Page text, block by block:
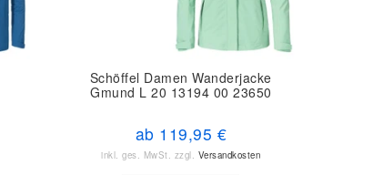
Schöffel Damen Wanderjacke
Gmund L 20 13194 00 23650
ab 119,95 €
inkl. ges. MwSt. zzgl. Versandkosten